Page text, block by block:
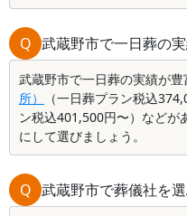
Q 武蔵野市で一日葬の
武蔵野市で一日葬の実績が
所）
（一日葬プラン税込
ン税込401,500円〜）などが
にして選びましょう。
Q 武蔵野市で葬儀社を